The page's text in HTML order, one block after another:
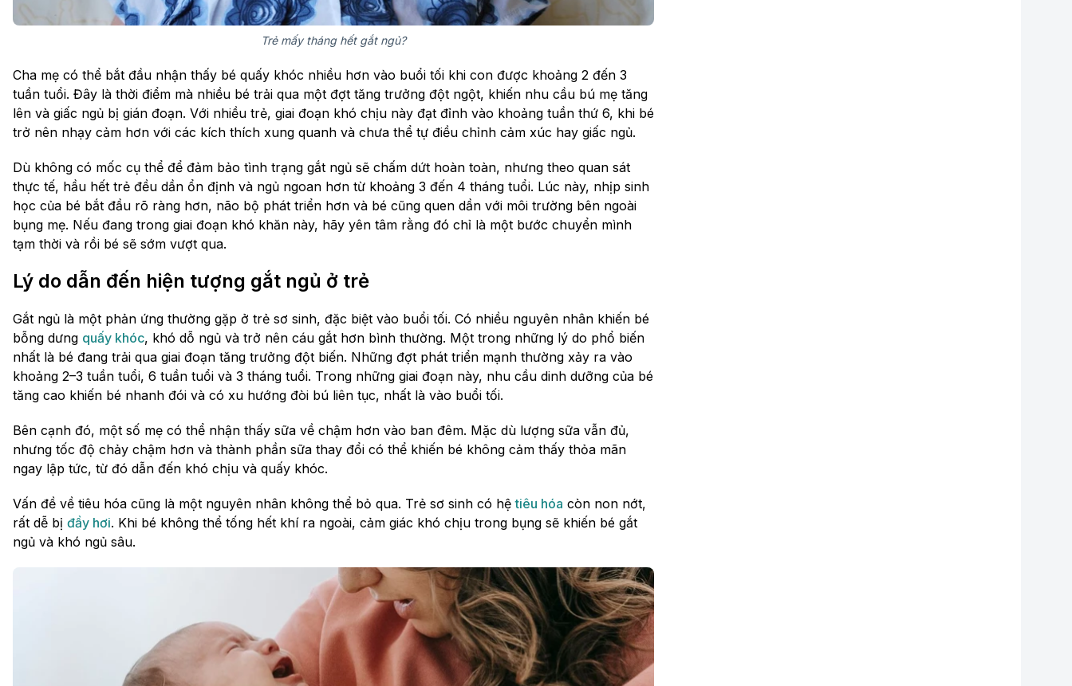
Trẻ mấy tháng hết gắt ngủ?
Cha mẹ có thể bắt đầu nhận thấy bé quấy khóc nhiều hơn vào buổi tối khi con được khoảng 2 đến 3
tuần tuổi. Đây là thời điểm mà nhiều bé trải qua một đợt tăng trưởng đột ngột, khiến nhu cầu bú mẹ tăng
lên và giấc ngủ bị gián đoạn. Với nhiều trẻ, giai đoạn khó chịu này đạt đỉnh vào khoảng tuần thứ 6, khi bé
trở nên nhạy cảm hơn với các kích thích xung quanh và chưa thể tự điều chỉnh cảm xúc hay giấc ngủ.
Dù không có mốc cụ thể để đảm bảo tình trạng gắt ngủ sẽ chấm dứt hoàn toàn, nhưng theo quan sát
thực tế, hầu hết trẻ đều dần ổn định và ngủ ngoan hơn từ khoảng 3 đến 4 tháng tuổi. Lúc này, nhịp sinh
học của bé bắt đầu rõ ràng hơn, não bộ phát triển hơn và bé cũng quen dần với môi trường bên ngoài
bụng mẹ. Nếu đang trong giai đoạn khó khăn này, hãy yên tâm rằng đó chỉ là một bước chuyển mình
tạm thời và rồi bé sẽ sớm vượt qua.
Lý do dẫn đến hiện tượng gắt ngủ ở trẻ
Gắt ngủ là một phản ứng thường gặp ở trẻ sơ sinh, đặc biệt vào buổi tối. Có nhiều nguyên nhân khiến bé
bỗng dưng quấy khóc, khó dỗ ngủ và trở nên cáu gắt hơn bình thường. Một trong những lý do phổ biến
nhất là bé đang trải qua giai đoạn tăng trưởng đột biến. Những đợt phát triển mạnh thường xảy ra vào
khoảng 2–3 tuần tuổi, 6 tuần tuổi và 3 tháng tuổi. Trong những giai đoạn này, nhu cầu dinh dưỡng của bé
tăng cao khiến bé nhanh đói và có xu hướng đòi bú liên tục, nhất là vào buổi tối.
Bên cạnh đó, một số mẹ có thể nhận thấy sữa về chậm hơn vào ban đêm. Mặc dù lượng sữa vẫn đủ,
nhưng tốc độ chảy chậm hơn và thành phần sữa thay đổi có thể khiến bé không cảm thấy thỏa mãn
ngay lập tức, từ đó dẫn đến khó chịu và quấy khóc.
Vấn đề về tiêu hóa cũng là một nguyên nhân không thể bỏ qua. Trẻ sơ sinh có hệtiêu hóa còn non nớt,
rất dễ bị đầy hơi. Khi bé không thể tống hết khí ra ngoài, cảm giác khó chịu trong bụng sẽ khiến bé gắt
ngủ và khó ngủ sâu.